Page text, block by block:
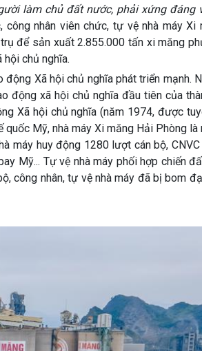
làm chủ đất nước, phải xứng đáng
nhân viên chức, tự vệ nhà máy Xi
để sản xuất 2.855.000 tấn xi măng
chủ nghĩa.
Xã hội chủ nghĩa phát triển mạnh.
động xã hội chủ nghĩa đầu tiên của
Xã hội chủ nghĩa (năm 1974, được
quốc Mỹ, nhà máy Xi măng Hải Phòng
máy huy động 1280 lượt cán bộ,
Mỹ... Tự vệ nhà máy phối hợp chiến
công nhân, tự vệ nhà máy đã bị bom